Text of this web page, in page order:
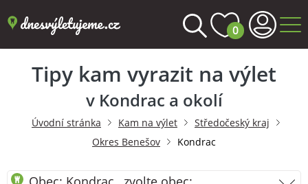
0
Tipy kam vyrazit na výlet
v Kondrac a okolí
Úvodní stránka Kam na výlet
Středočeský kraj
Okres Benešov
Kondrac